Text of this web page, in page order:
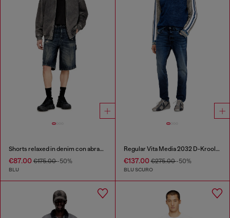
Shorts relaxed in denim con abrasioni
€87.00 €175.00-50%
BLU
Regular Vita Media 2032 D-Krooley Joggjeans®
€137.00€275.00-50%
BLU SCURO